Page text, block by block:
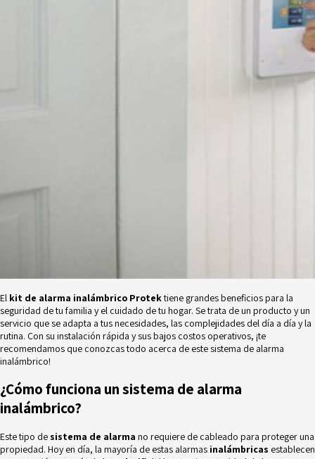
El kit de alarma inalámbrico Protektiene grandes beneficios para la
seguridad de tu familia y el cuidado de tu hogar. Se trata de un producto y un
servicio que se adapta a tus necesidades, las complejidades del día a día y la
rutina. Con su instalación rápida y sus bajos costos operativos, ¡te
recomendamos que conozcas todo acerca de estesistema de alarma
inalámbrico!
¿Cómo funciona un sistema de alarma
inalámbrico?
Este tipo de sistema de alarma no requiere de cableado para proteger una
propiedad. Hoy en día, la mayoría de estas alarmas inalámbricas establecen